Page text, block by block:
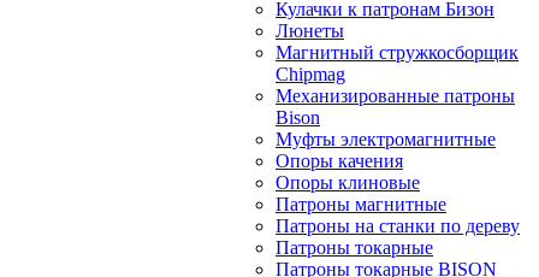
Кулачки к патронам Бизон
Люнеты
Магнитный стружкосборщик
Chipmag
Механизированные патроны
Bison
Муфты электромагнитные
Опоры качения
Опоры клиновые
Патроны магнитные
Патроны на станки по дереву
Патроны токарные
Патроны токарные BISON